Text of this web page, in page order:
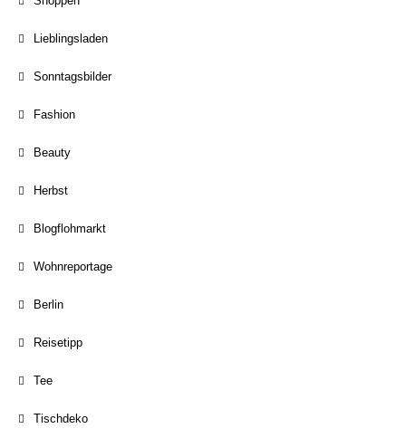
Lieblingsladen
Sonntagsbilder
Fashion
Beauty
Herbst
Blogflohmarkt
Wohnreportage
Berlin
Reisetipp
Tee
Tischdeko